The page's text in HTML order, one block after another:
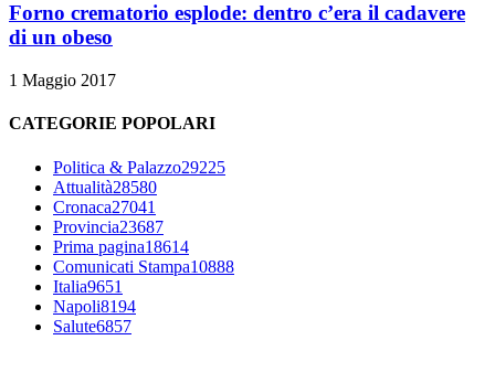
Forno crematorio esplode: dentro c’era il cadavere
di un obeso
1 Maggio 2017
CATEGORIE POPOLARI
Politica & Palazzo29225
Attualità28580
Cronaca27041
Provincia23687
Prima pagina18614
Comunicati Stampa10888
Italia9651
Napoli8194
Salute6857